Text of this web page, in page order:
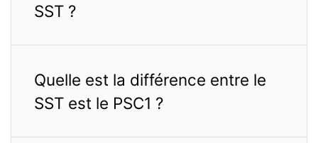
SST ?
Quelle est la différence entre le
SST est le PSC1 ?